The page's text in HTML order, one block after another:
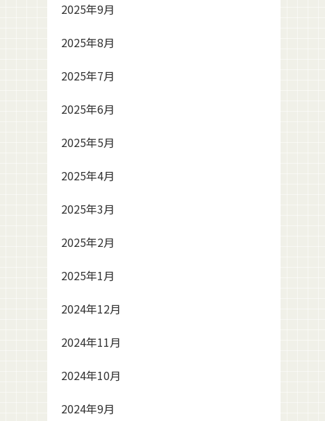
2025年9月
2025年8月
2025年7月
2025年6月
2025年5月
2025年4月
2025年3月
2025年2月
2025年1月
2024年12月
2024年11月
2024年10月
2024年9月